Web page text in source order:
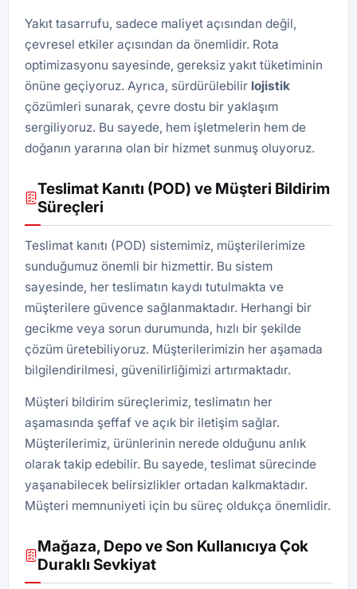
Yakıt tasarrufu, sadece maliyet açısından değil,
çevresel etkiler açısından da önemlidir. Rota
optimizasyonu sayesinde, gereksiz yakıt tüketiminin
önüne geçiyoruz. Ayrıca, sürdürülebilir lojistik
çözümleri sunarak, çevre dostu bir yaklaşım
sergiliyoruz. Bu sayede, hem işletmelerin hem de
doğanın yararına olan bir hizmet sunmuş oluyoruz.
Teslimat Kanıtı (POD) ve Müşteri Bildirim
Süreçleri
Teslimat kanıtı (POD) sistemimiz, müşterilerimize
sunduğumuz önemli bir hizmettir. Bu sistem
sayesinde, her teslimatın kaydı tutulmakta ve
müşterilere güvence sağlanmaktadır. Herhangi bir
gecikme veya sorun durumunda, hızlı bir şekilde
çözüm üretebiliyoruz. Müşterilerimizin her aşamada
bilgilendirilmesi, güvenilirliğimizi artırmaktadır.
Müşteri bildirim süreçlerimiz, teslimatın her
aşamasında şeffaf ve açık bir iletişim sağlar.
Müşterilerimiz, ürünlerinin nerede olduğunu anlık
olarak takip edebilir. Bu sayede, teslimat sürecinde
yaşanabilecek belirsizlikler ortadan kalkmaktadır.
Müşteri memnuniyeti için bu süreç oldukça önemlidir.
Mağaza, Depo ve Son Kullanıcıya Çok
Duraklı Sevkiyat